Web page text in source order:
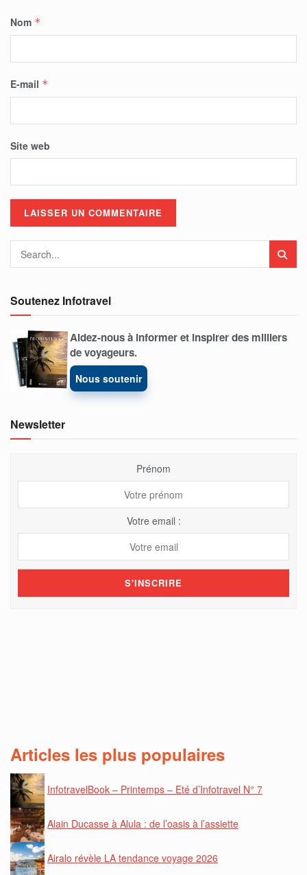
Nom *
E-mail *
Site web
Soutenez Infotravel
Aidez-nous à informer et inspirer des milliers
de voyageurs.
Nous soutenir
Newsletter
Prénom
Votre email :
Articles les plus populaires
InfotravelBook – Printemps – Eté d’Infotravel N° 7
Alain Ducasse à Alula : de l’oasis à l’assiette
Airalo révèle LA tendance voyage 2026